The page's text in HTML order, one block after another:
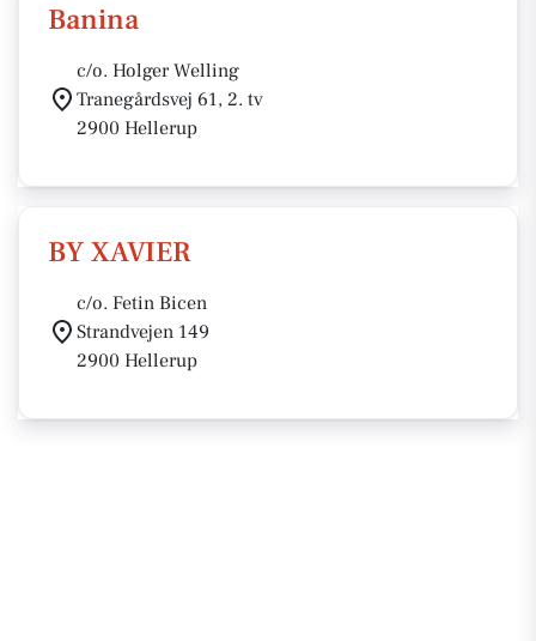
Banina
c/o. Holger Welling
Tranegårdsvej 61, 2. tv
2900 Hellerup
BY XAVIER
c/o. Fetin Bicen
Strandvejen 149
2900 Hellerup